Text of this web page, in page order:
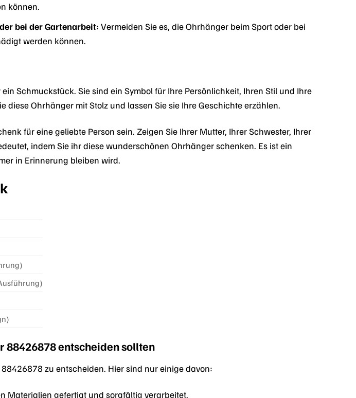
können.
bei der Gartenarbeit: Vermeiden Sie es, die Ohrhänger beim Sport oder bei
werden können.
Schmuckstück. Sie sind ein Symbol für Ihre Persönlichkeit, Ihren Stil und Ihre
Ohrhänger mit Stolz und lassen Sie sie Ihre Geschichte erzählen.
für eine geliebte Person sein. Zeigen Sie Ihrer Mutter, Ihrer Schwester, Ihrer
indem Sie ihr diese wunderschönen Ohrhänger schenken. Es ist ein
in Erinnerung bleiben wird.
88426878 entscheiden sollten
zu entscheiden. Hier sind nur einige davon:
Materialien gefertigt und sorgfältig verarbeitet.